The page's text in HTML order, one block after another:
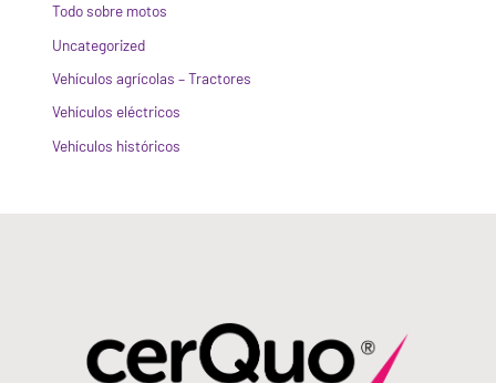
Todo sobre motos
Uncategorized
Vehículos agrícolas – Tractores
Vehículos eléctricos
Vehículos históricos